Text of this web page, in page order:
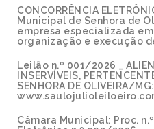
CONCORRÊNCIA
Municipal de Senhora de
empresa especializada
organização e execução
Leilão n.º 001/2026 _
INSERVÍVEIS,
SENHORA DE OLIVEIRA/
Câmara Municipal: Proc.